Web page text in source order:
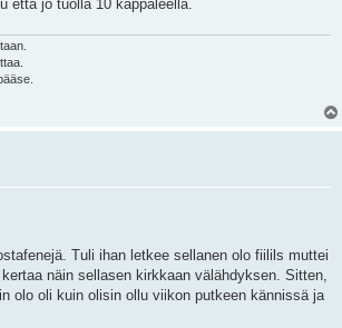
että jo tuolla 10 kappaleella.
Tuli ihan letkee sellanen olo fiilils muttei
näin sellasen kirkkaan välähdyksen. Sitten,
olo oli kuin olisin ollu viikon putkeen kännissä ja